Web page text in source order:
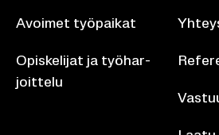
Avoi­met työ­pai­kat
Opis­ke­li­jat ja työ­har­
joit­te­lu